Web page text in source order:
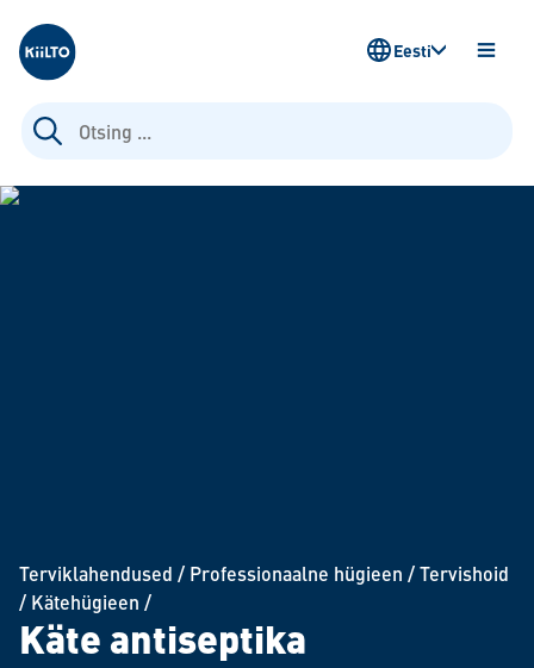
Kiilto Estonia
Otsi:
AVA
Eesti
Terviklahendused / Professionaalne hügieen /Tervishoid
/ Kätehügieen /
Käte antiseptika